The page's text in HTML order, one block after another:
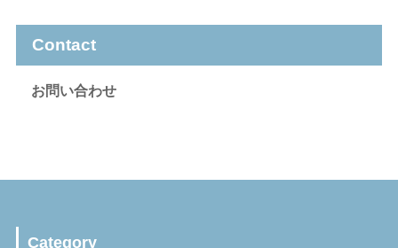
Contact
お問い合わせ
Category